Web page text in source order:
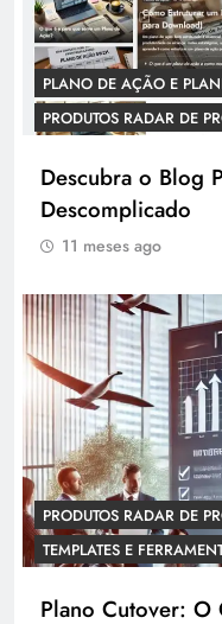
PLANO DE AÇÃO E
PRODUTOS RADAR DE
Descubra o Blog
Descomplicado
11 meses ago
PRODUTOS RADAR DE
TEMPLATES E
Plano Cutover: O